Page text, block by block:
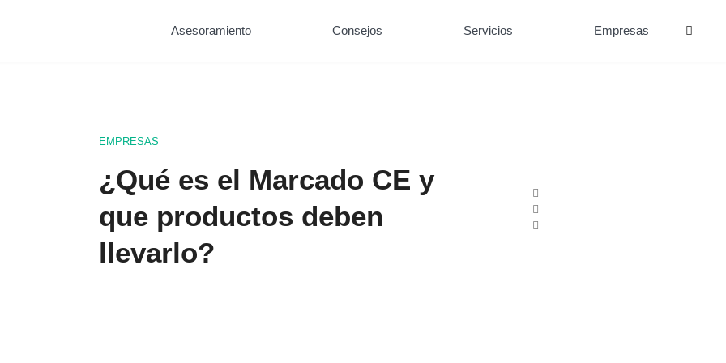
Asesoramiento Consejos Servicios Empresas
EMPRESAS
¿Qué es el Marcado CE y
que productos deben
llevarlo?